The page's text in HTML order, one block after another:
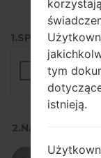
1.SPRAWDŹ
2.NACIŚNIJ, ABY
tym
istnieją.